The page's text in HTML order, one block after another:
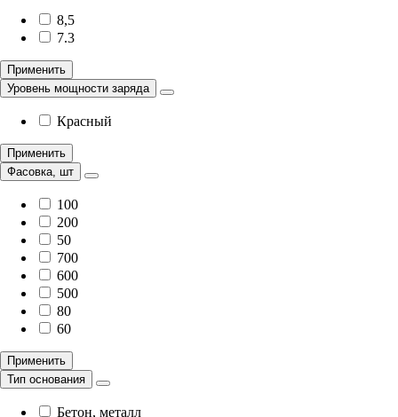
8,5
7.3
Применить
Уровень мощности заряда
Красный
Применить
Фасовка, шт
100
200
50
700
600
500
80
60
Применить
Тип основания
Бетон, металл